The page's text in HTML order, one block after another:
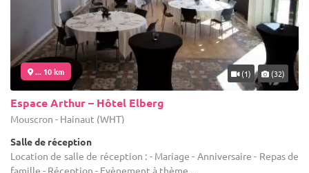
... 10 km (1) (32)
Espace Arthur – Hôtel Elberg
Mouscron - Hainaut (WHT)
Salle de réception
Location de salle de réception : - Mariage - Anniversaire - Repas de
famille - Réception - Evènement à thème ...